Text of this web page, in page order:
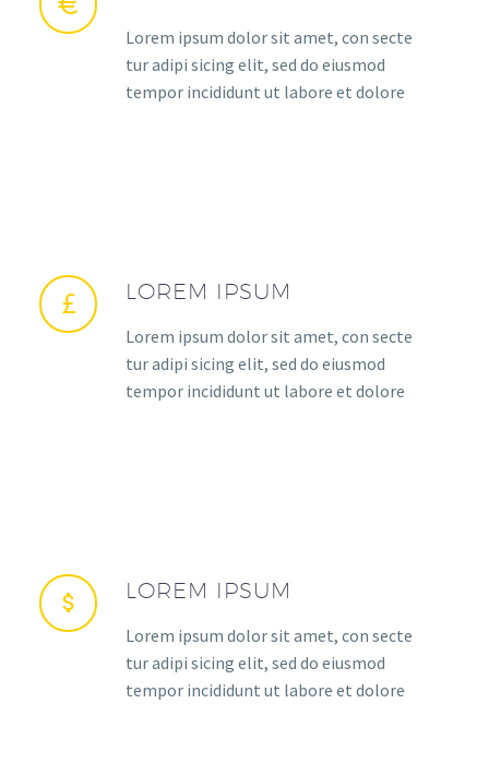
Lorem ipsum dolor sit amet, con secte
tur adipi sicing elit, sed do eiusmod
tempor incididunt ut labore et dolore
LOREM IPSUM
Lorem ipsum dolor sit amet, con secte
tur adipi sicing elit, sed do eiusmod
tempor incididunt ut labore et dolore
LOREM IPSUM
Lorem ipsum dolor sit amet, con secte
tur adipi sicing elit, sed do eiusmod
tempor incididunt ut labore et dolore